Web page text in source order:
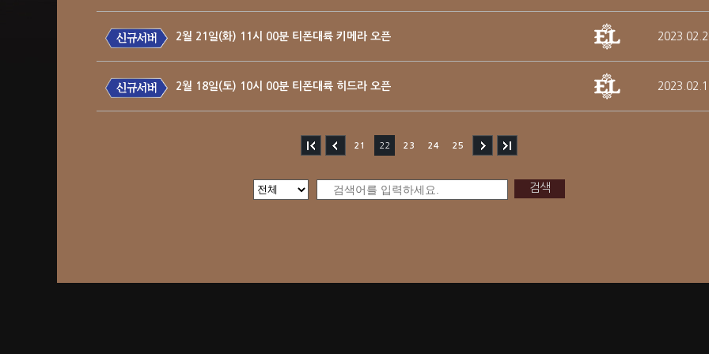
2월 21일(화) 11시 00분 티폰대륙 키메라 오픈
2월 18일(토) 10시 00분 티폰대륙 히드라 오픈
21 22 23 24 25
검색